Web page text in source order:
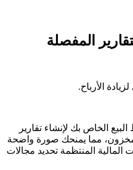
المفصلة
الأرباح.
الخاص بك لإنشاء تقارير
مما يمنحك صورة واضحة
المنتظمة تحديد مجالات